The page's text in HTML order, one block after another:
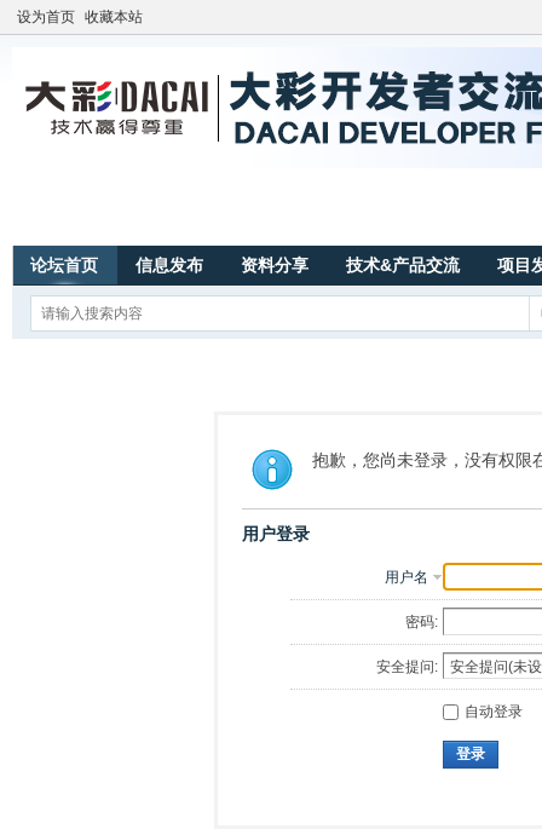
设为首页 收藏本站
论坛首页 信息发布 资料分享 技术&产品交流 项目
抱歉，您尚未登录，没有权限
用户登录
用户名
密码:
安全提问:
自动登录
登录